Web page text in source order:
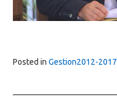
Posted in Gestion2012-2017